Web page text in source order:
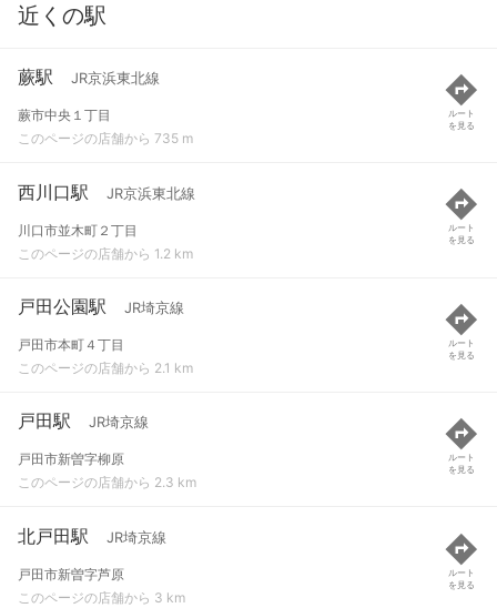
近くの駅
蕨駅 JR京浜東北線
蕨市中央１丁目
このページの店舗から 735 m
ルート
を見る
西川口駅 JR京浜東北線
川口市並木町２丁目
このページの店舗から 1.2 km
ルート
を見る
戸田公園駅 JR埼京線
戸田市本町４丁目
このページの店舗から 2.1 km
ルート
を見る
戸田駅 JR埼京線
戸田市新曽字柳原
このページの店舗から 2.3 km
ルート
を見る
北戸田駅 JR埼京線
戸田市新曽字芦原
このページの店舗から 3 km
ルート
を見る